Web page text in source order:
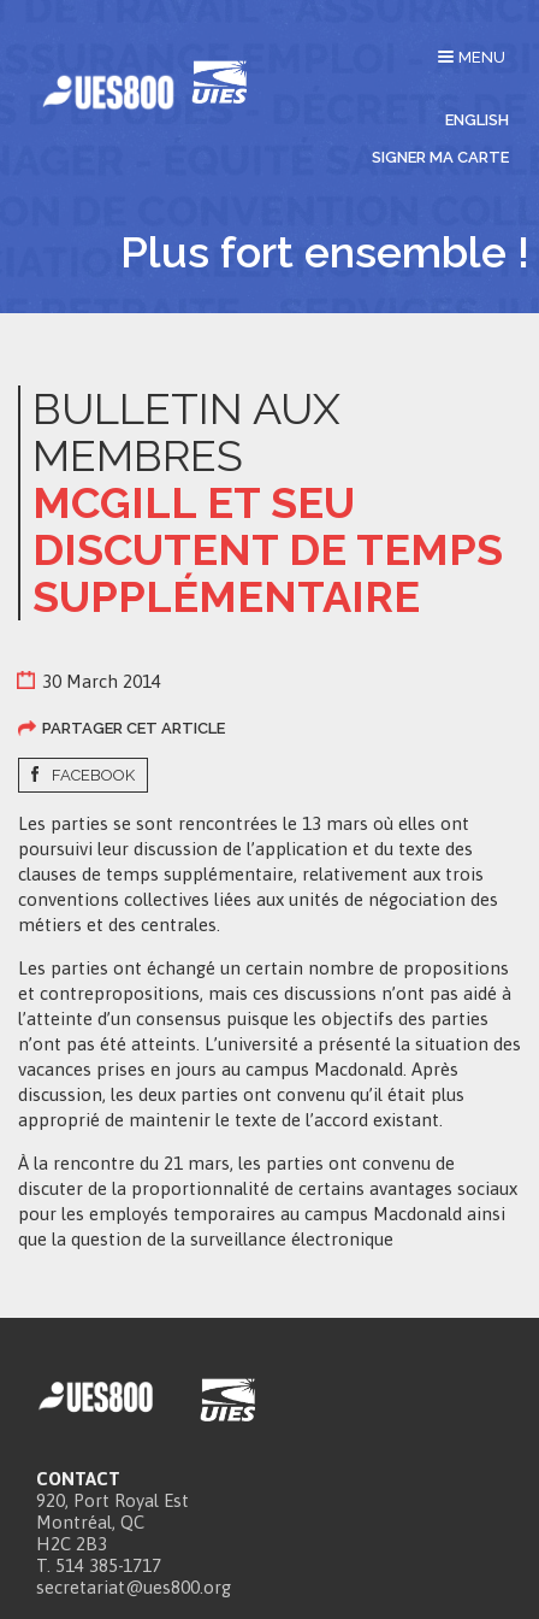
Affichage
MENU
ENGLISH
SIGNER MA CARTE
Plus fort ensemble !
BULLETIN AUX
MEMBRES
MCGILL ET SEU
DISCUTENT DE TEMPS
SUPPLÉMENTAIRE
30 March 2014
PARTAGER CET ARTICLE
FACEBOOK
Les parties se sont rencontrées le 13 mars où elles ont
poursuivi leur discussion de l’application et du texte des
clauses de temps supplémentaire, relativement aux trois
conventions collectives liées aux unités de négociation des
métiers et des centrales.
Les parties ont échangé un certain nombre de propositions
et contrepropositions, mais ces discussions n’ont pas aidé à
l’atteinte d’un consensus puisque les objectifs des parties
n’ont pas été atteints. L’université a présenté la situation des
vacances prises en jours au campus Macdonald. Après
discussion, les deux parties ont convenu qu’il était plus
approprié de maintenir le texte de l’accord existant.
À la rencontre du 21 mars, les parties ont convenu de
discuter de la proportionnalité de certains avantages sociaux
pour les employés temporaires au campus Macdonald ainsi
que la question de la surveillance électronique
CONTACT
920, Port Royal Est
Montréal, QC
H2C 2B3
T. 514 385-1717
secretariat@ues800.org